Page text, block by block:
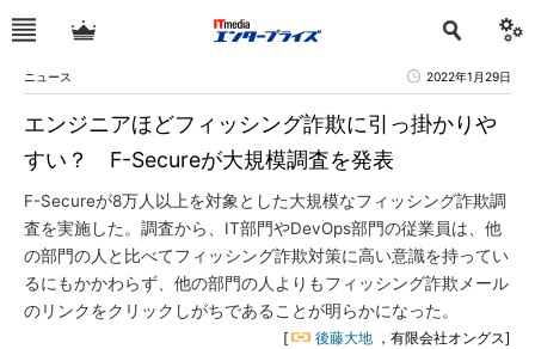
ニュース 2022年1月29日
エンジニアほどフィッシング詐欺に引っ掛かりや
すい？ F-Secureが大規模調査を発表
F-Secureが8万人以上を対象とした大規模なフィッシング詐欺調
査を実施した。調査から、IT部門やDevOps部門の従業員は、他
の部門の人と比べてフィッシング詐欺対策に高い意識を持ってい
るにもかかわらず、他の部門の人よりもフィッシング詐欺メール
のリンクをクリックしがちであることが明らかになった。
[ 後藤大地 ，有限会社オングス]